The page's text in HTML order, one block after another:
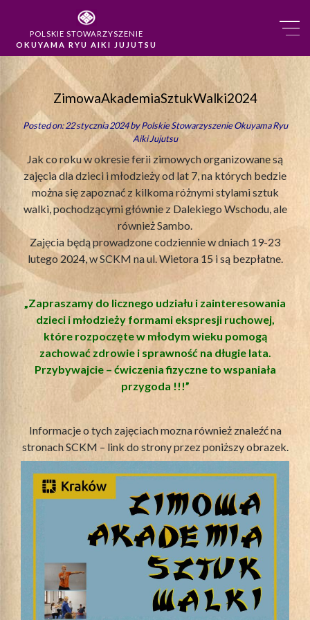
POLSKIE STOWARZYSZENIE
OKUYAMA RYU AIKI JUJUTSU
ZimowaAkademiaSztukWalki2024
Posted on: 22 stycznia 2024 byPolskie Stowarzyszenie Okuyama Ryu
Aiki Jujutsu
Jak co roku w okresie ferii zimowych organizowane są
zajęcia dla dzieci i młodzieży od lat 7, na których bedzie
można się zapoznać z kilkoma różnymi stylami sztuk
walki, pochodzącymi głównie z Dalekiego Wschodu, ale
również Sambo.
Zajęcia będą prowadzone codziennie w dniach 19-23
lutego 2024, w SCKM na ul. Wietora 15 i są bezpłatne.
„Zapraszamy do licznego udziału i zainteresowania
dzieci i młodzieży formami ekspresji ruchowej,
które rozpoczęte w młodym wieku pomogą
zachować zdrowie i sprawność na długie lata.
Przybywajcie – ćwiczenia fizyczne to wspaniała
przygoda !!!”
Informacje o tych zajęciach mozna również znaleźć na
stronach SCKM – link do strony przez poniższy obrazek.